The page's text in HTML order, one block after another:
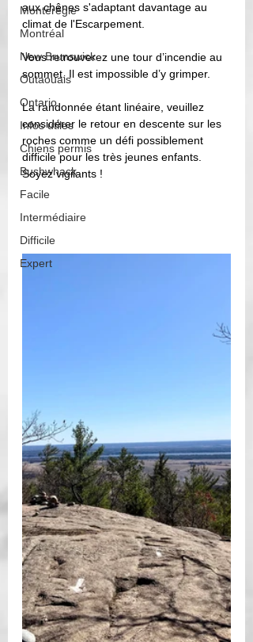
Montérégie
Montréal
New Brunswick
Outaouais
Ontario
Infos utiles
Chiens permis
Bushwhack
Facile
Intermédiaire
Difficile
Expert
aux chênes s'adaptant davantage au
climat de l'Escarpement.
Vous retrouverez une tour d’incendie au
sommet. Il est impossible d’y grimper.
La randonnée étant linéaire, veuillez
considérer le retour en descente sur les
roches comme un défi possiblement
difficile pour les très jeunes enfants.
Soyez vigilants !